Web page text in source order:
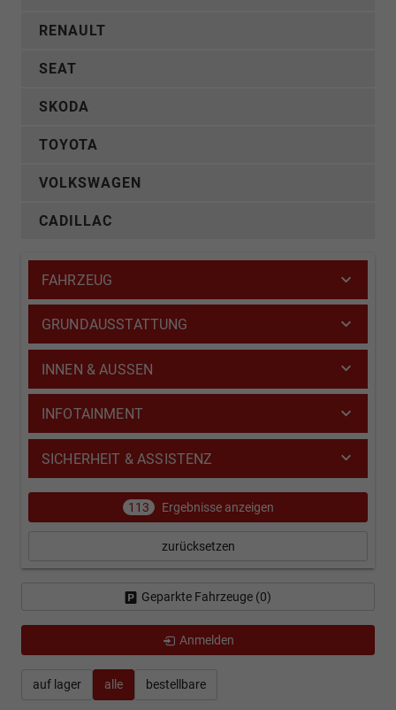
auf lager alle bestellbare
RENAULT
SEAT
SKODA
TOYOTA
VOLKSWAGEN
CADILLAC
FAHRZEUG
GRUNDAUSSTATTUNG
INNEN & AUSSEN
INFOTAINMENT
SICHERHEIT & ASSISTENZ
113 Ergebnisse anzeigen
zurücksetzen
Geparkte Fahrzeuge (0)
Anmelden